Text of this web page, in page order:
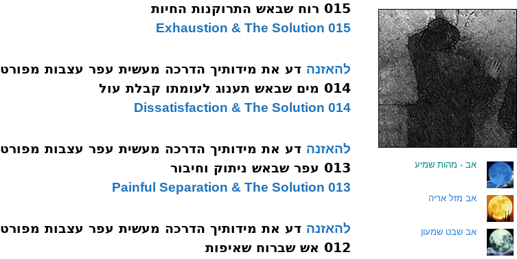
015 רוח שבאש התרוקנות החיות
015 Exhaustion & The Solution
להאזנה דע את מידותיך הדרכה מעשית עפר עצבות מפורט
014 מים שבאש תענוג לעומתו קבלת עול
014 Dissatisfaction & The Solution
להאזנה דע את מידותיך הדרכה מעשית עפר עצבות מפורט
013 עפר שבאש ניתוק וחיבור
013 Painful Separation & The Solution
להאזנה דע את מידותיך הדרכה מעשית עפר עצבות מפורט
012 אש שברוח שאיפות
אב - מהות שמיע
אב מזל אריה
אב שבט שמעון